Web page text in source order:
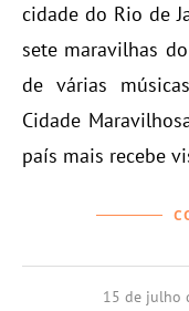
cidade do Rio de
sete maravilhas
de várias
Cidade
país mais recebe
15 de julho